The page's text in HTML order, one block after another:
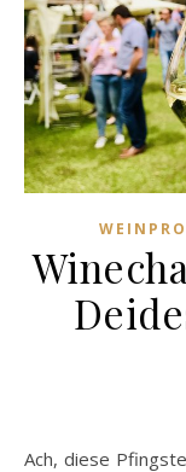
Ach, diese Pfingsten – gehen einfach viel zu schnell vorbei.